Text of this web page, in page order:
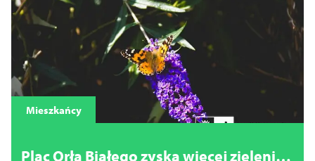
Mieszkańcy
Plac Orła Białego zyska więcej zieleni.